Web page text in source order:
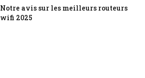
Notre avis sur les meilleurs routeurs
wifi 2025